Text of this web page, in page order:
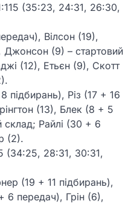
(35:23, 24:31, 26:30,
Вілсон (19),
Джонсон (9) – стартовий
(12), Етьєн (9), Скотт
підбирань), Різ (17 + 16
(13), Блек (8 + 5
склад; Райлі (30 + 6
(2).
(34:25, 28:31, 30:31,
(19 + 11 підбирань),
6 передач), Грін (6),